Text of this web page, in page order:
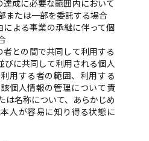
達成に必要な範囲内において
または一部を委託する場合
による事業の承継に伴って個
者との間で共同して利用する
びに共同して利用される個人
用する者の範囲、利用する
個人情報の管理について責
は名称について、あらかじめ
人が容易に知り得る状態に